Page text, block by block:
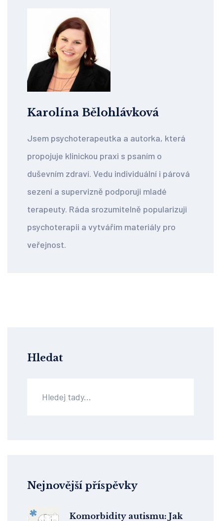
Karolína Bělohlávková
Jsem psychoterapeutka a autorka, která
propojuje klinickou praxi s psaním o
duševním zdraví. Vedu individuální i párová
sezení a supervizně podporuji mladé
terapeuty. Ráda srozumitelně popularizuji
psychoterapii a vytvářím materiály pro
veřejnost.
Hledat
Nejnovější příspěvky
Komorbidity autismu: Jak